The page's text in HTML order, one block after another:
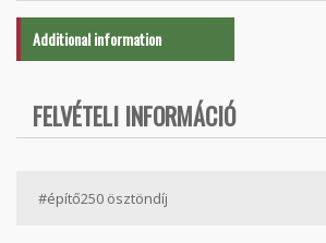
Additional information
FELVÉTELI INFORMÁCIÓ
#építő250 ösztöndíj